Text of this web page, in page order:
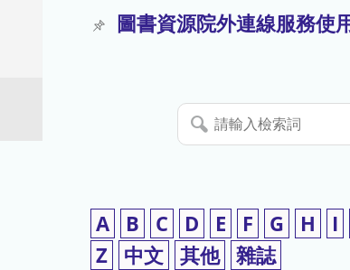
期
圖書資源院外連線服務使
請
輸
索
詞
A B C D E F G H I
Z
中文 其他 雜誌